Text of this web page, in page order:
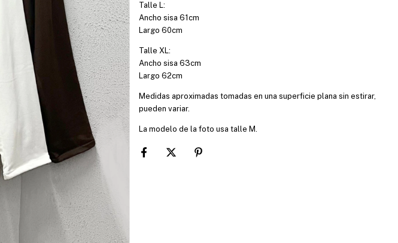
Talle L:
Ancho sisa 61cm
Largo 60cm
Talle XL:
Ancho sisa 63cm
Largo 62cm
Medidas aproximadas tomadas en una superficie plana sin estirar,
pueden variar.
La modelo de la foto usa talle M.